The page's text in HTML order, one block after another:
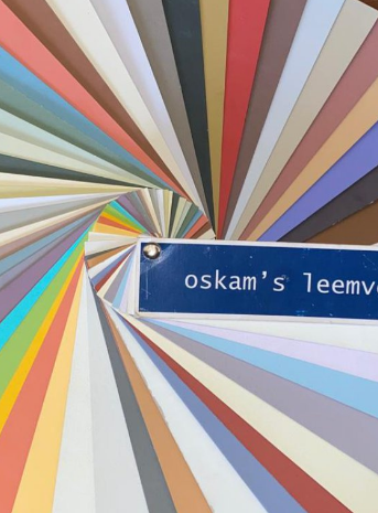
6.Matériel
Rouleau à peinture, pinceau,
l'eau tiède et du savon.
7.Composition
Eau, argile, ester d'acide
conservateur synthétique
8.Conservation
Conserver dans un endroit
ouvert.
9.Les règles de sécurité
Aucune classe de danger;